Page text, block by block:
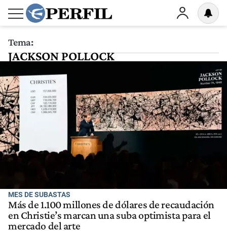
Tema:
JACKSON POLLOCK
MES DE SUBASTAS
Más de 1.100 millones de dólares de recaudación
en Christie’s marcan una suba optimista para el
mercado del arte